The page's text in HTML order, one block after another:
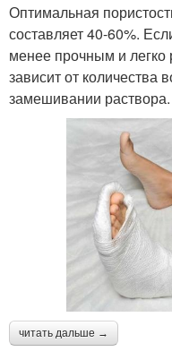
Оптимальная
составляет 40-60%.
менее прочным и легко
зависит от количества
замешивании раствора.
читать дальше →